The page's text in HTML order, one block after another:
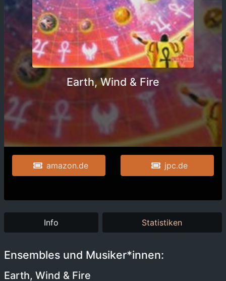
Earth, Wind & Fire
amazon.de jpc.de
Info Statistiken
Ensembles und Musiker*innen:
Earth, Wind & Fire